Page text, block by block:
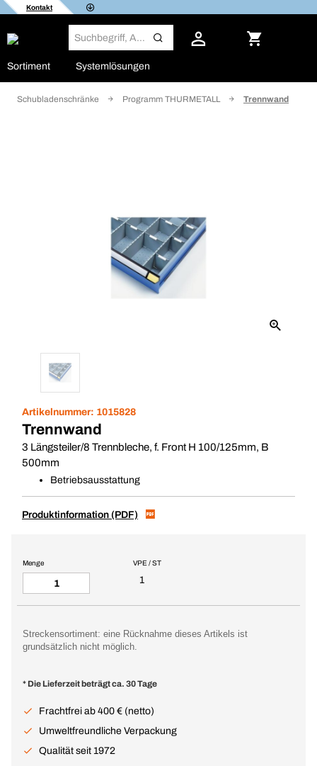
Kontakt
Sortiment Systemlösungen
Schubladenschränke Programm THURMETALL Trennwand
Artikelnummer: 1015828
Trennwand
3 Längsteiler/8 Trennbleche, f. Front H 100/125mm, B
500mm
Betriebsausstattung
Produktinformation (PDF)
VPE / ST
1
Menge
Streckensortiment: eine Rücknahme dieses Artikels ist
grundsätzlich nicht möglich.
* Die Lieferzeit beträgt ca. 30 Tage
Frachtfrei ab 400 € (netto)
Umweltfreundliche Verpackung
Qualität seit 1972